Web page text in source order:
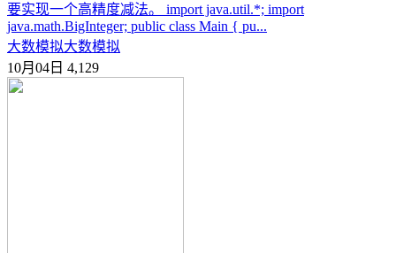
要实现一个高精度减法。 import java.util.*; import
java.math.BigInteger; public class Main { pu...
大数模拟大数模拟
10月04日 4,129